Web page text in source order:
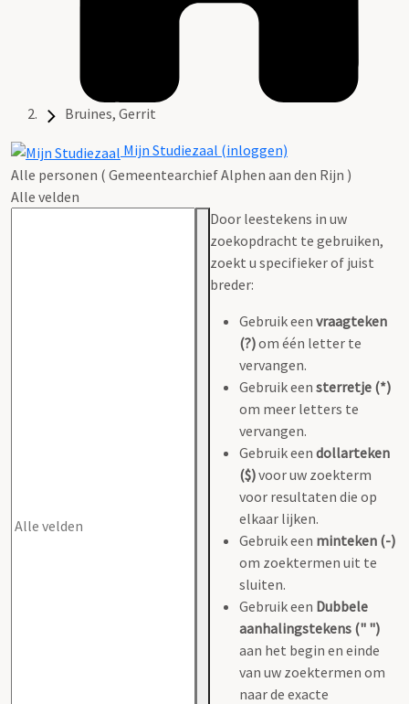
Bruines, Gerrit
Mijn Studiezaal (inloggen)
Alle personen ( Gemeentearchief Alphen aan den Rijn )
Alle velden
Door leestekens in uw
zoekopdracht te gebruiken,
zoekt u specifieker of juist
breder:
Gebruik een vraagteken
(?)om één letter te
vervangen.
Gebruik een sterretje (*)
om meer letters te
vervangen.
Gebruik een dollarteken
($)voor uw zoekterm
voor resultaten die op
elkaar lijken.
Gebruik een minteken (-)
om zoektermen uit te
sluiten.
Gebruik een Dubbele
aanhalingstekens (" ")
aan het begin en einde
van uw zoektermen om
naar de exacte